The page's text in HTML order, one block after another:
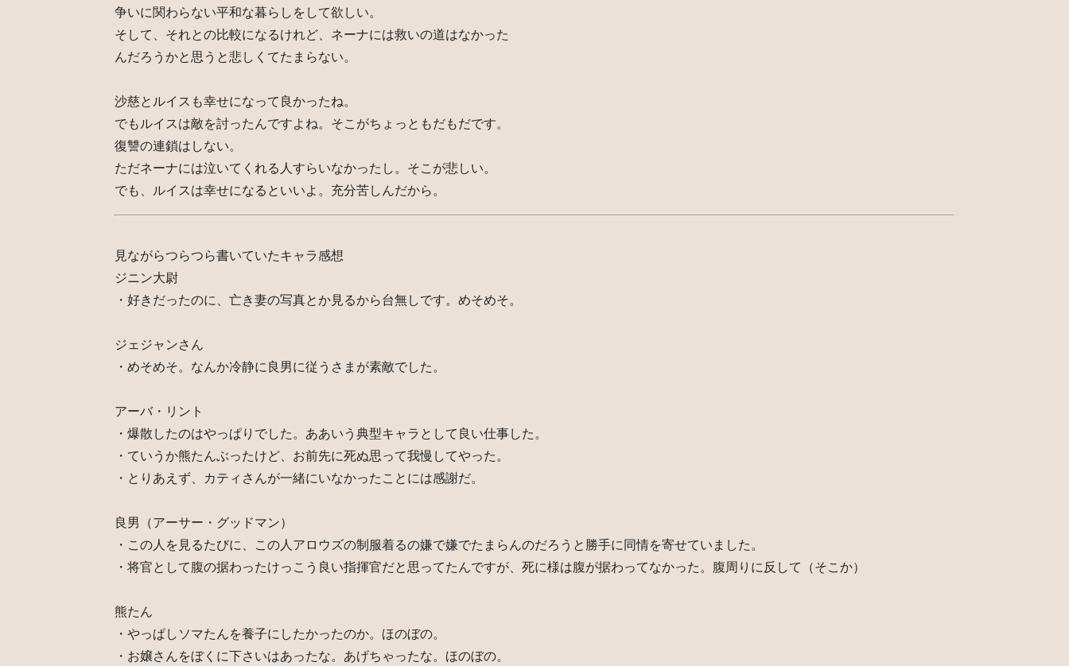
争いに関わらない平和な暮らしをして欲しい。
そして、それとの比較になるけれど、ネーナには救いの道はなかった
んだろうかと思うと悲しくてたまらない。
沙慈とルイスも幸せになって良かったね。
でもルイスは敵を討ったんですよね。そこがちょっともだもだです。
復讐の連鎖はしない。
ただネーナには泣いてくれる人すらいなかったし。そこが悲しい。
でも、ルイスは幸せになるといいよ。充分苦しんだから。
見ながらつらつら書いていたキャラ感想
ジニン大尉
・好きだったのに、亡き妻の写真とか見るから台無しです。めそめそ。
ジェジャンさん
・めそめそ。なんか冷静に良男に従うさまが素敵でした。
アーバ・リント
・爆散したのはやっぱりでした。ああいう典型キャラとして良い仕事した。
・ていうか熊たんぶったけど、お前先に死ぬ思って我慢してやった。
・とりあえず、カティさんが一緒にいなかったことには感謝だ。
良男（アーサー・グッドマン）
・この人を見るたびに、この人アロウズの制服着るの嫌で嫌でたまらんのだろうと勝手に同情を寄せていました。
・将官として腹の据わったけっこう良い指揮官だと思ってたんですが、死に様は腹が据わってなかった。腹周りに反して（そこか）
熊たん
・やっぱしソマたんを養子にしたかったのか。ほのぼの。
・お嬢さんをぼくに下さいはあったな。あげちゃったな。ほのぼの。